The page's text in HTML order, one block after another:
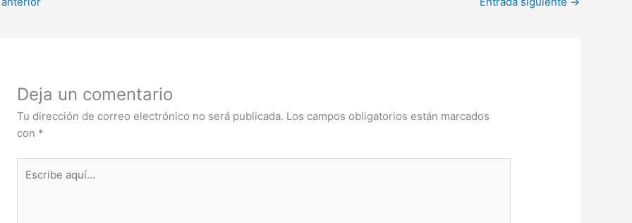
Deja un comentario
Tu dirección de correo electrónico no será publicada. Los campos obligatorios están marcados
con *
aquí...